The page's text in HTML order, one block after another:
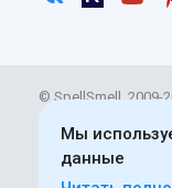
Мы
данные
© SpellSmell, 2009-
Материалы сайта
обязательным
нашем сайте.